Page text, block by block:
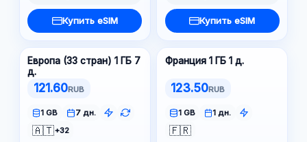
Купить eSIM Купить eSIM
Европа (33 стран) 1 ГБ 7
д.
121.60RUB
1 GB 7 дн.
🇦🇹+32
Франция 1 ГБ 1 д.
123.50RUB
1 GB 1 дн.
🇫🇷